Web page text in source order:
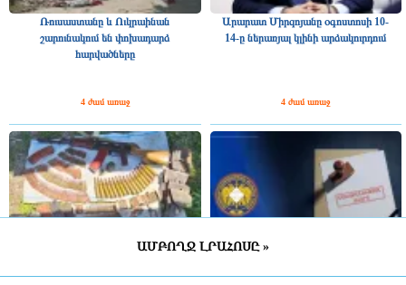
Ռուսաստանը և Ուկրաինան
շարունակում են փոխադարձ
հարվածները
4 ժամ առաջ
Արարատ Միրզոյանը օգոստոսի 10-
14-ը ներառյալ կլինի արձակուրդում
4 ժամ առաջ
ԱՄԲՈՂՋ ԼՐԱՀՈՍԸ »